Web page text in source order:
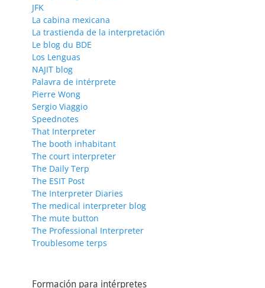
JFK
La cabina mexicana
La trastienda de la interpretación
Le blog du BDE
Los Lenguas
NAJIT blog
Palavra de intérprete
Pierre Wong
Sergio Viaggio
Speednotes
That Interpreter
The booth inhabitant
The court interpreter
The Daily Terp
The ESIT Post
The Interpreter Diaries
The medical interpreter blog
The mute button
The Professional Interpreter
Troublesome terps
Formación para intérpretes